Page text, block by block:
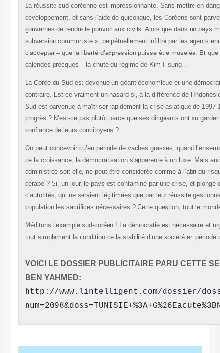
La réussite sud-coréenne est impressionnante. Sans mettre en
développement, et sans l’aide de quiconque, les Coréens sont
gouvernés de rendre le pouvoir aux civils. Alors que dans un pays
subversion communiste », perpétuellement infiltré par les agents
d’accepter – que la liberté d’expression puisse être muselée. Et
calendes grecques – la chute du régime de Kim Il-sung…
La Corée du Sud est devenue un géant économique et une
contraire. Est-ce vraiment un hasard si, à la différence de
Sud est parvenue à maîtriser rapidement la crise asiatique de
progrès ? N’est-ce pas plutôt parce que ses dirigeants ont su
confiance de leurs concitoyens ?
On peut concevoir qu’en période de vaches grasses, quand
de la croissance, la démocratisation s’apparente à un luxe. Mais
administrée soit-elle, ne peut être considérée comme à l’abri du
dérape ? Si, un jour, le pays est contaminé par une crise, et plongé
d’autorités, qui ne seraient légitimées que par leur réussite
population les sacrifices nécessaires ? Cette question, tout le
Méditons l’exemple sud-coréen ! La démocratie est nécessaire et
tout simplement la condition de la stabilité d’une société en
VOICI LE DOSSIER PUBLICITAIRE PARU CETTE
BEN YAHMED:
http://www.lintelligent.com/dossier/